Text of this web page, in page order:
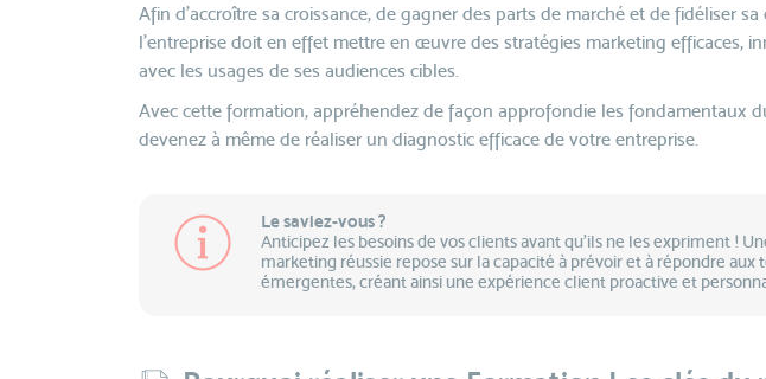
Afin d'accroître sa croissance, de gagner des parts de marché et de fidéliser sa
l'entreprise doit en effet mettre en œuvre des stratégies marketing efficaces,
avec les usages de ses audiences cibles.
Avec cette formation, appréhendez de façon approfondie les fondamentaux
devenez à même de réaliser un diagnostic efficace de votre entreprise.
Le saviez-vous ?
Anticipez les besoins de vos clients avant qu'ils ne les expriment !
marketing réussie repose sur la capacité à prévoir et à répondre aux
émergentes, créant ainsi une expérience client proactive et